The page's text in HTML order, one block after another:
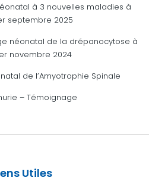
à 3 nouvelles maladies à
septembre 2025
néonatal de la drépanocytose à
novembre 2024
de l’Amyotrophie Spinale
– Témoignage
Utiles